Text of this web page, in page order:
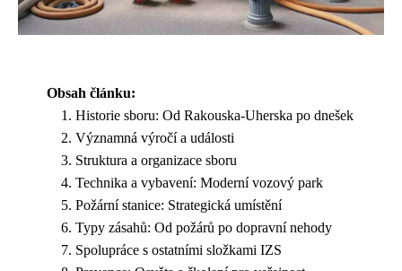
Obsah článku:
Historie sboru: Od Rakouska-Uherska po dnešek
Významná výročí a události
Struktura a organizace sboru
Technika a vybavení: Moderní vozový park
Požární stanice: Strategická umístění
Typy zásahů: Od požárů po dopravní nehody
Spolupráce s ostatními složkami IZS